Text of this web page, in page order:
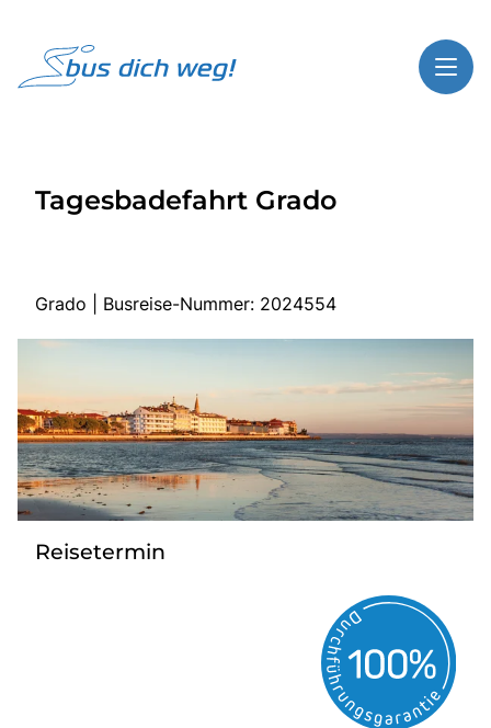
Highlights
Busreisen
Bus mieten
Gutscheinshop
Über bus dich weg!
Radio!
Tagesbadefahrt Grado
Grado | Busreise-Nummer: 2024554
Reisetermin